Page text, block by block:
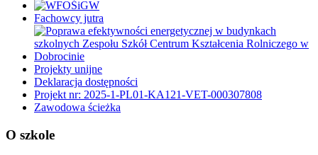
Fachowcy jutra
Projekty unijne
Deklaracja dostępności
Projekt nr: 2025-1-PL01-KA121-VET-000307808
Zawodowa ścieżka
O szkole